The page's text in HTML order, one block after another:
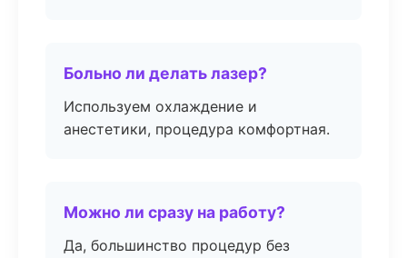
Больно ли делать лазер?
Используем охлаждение и
анестетики, процедура комфортная.
Можно ли сразу на работу?
Да, большинство процедур без